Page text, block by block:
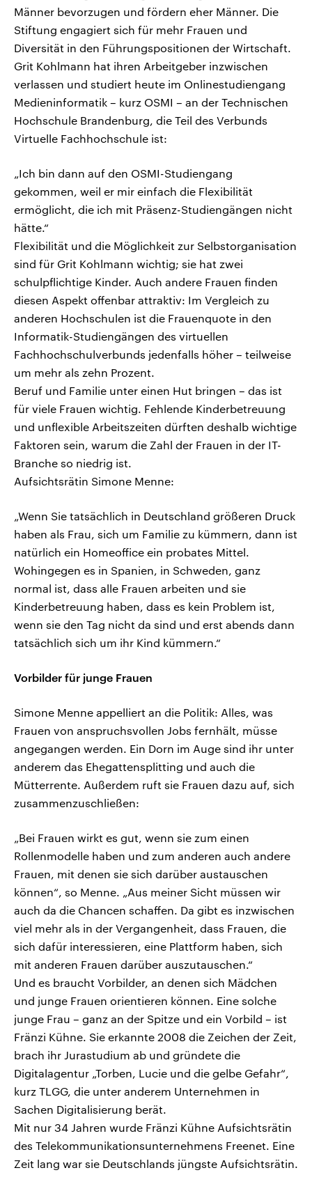
Männer bevorzugen und fördern eher Männer. Die
Stiftung engagiert sich für mehr Frauen und
Diversität in den Führungspositionen der Wirtschaft.
Grit Kohlmann hat ihren Arbeitgeber inzwischen
verlassen und studiert heute im Onlinestudiengang
Medieninformatik – kurz OSMI – an der Technischen
Hochschule Brandenburg, die Teil des Verbunds
Virtuelle Fachhochschule ist:
„Ich bin dann auf den OSMI-Studiengang
gekommen, weil er mir einfach die Flexibilität
ermöglicht, die ich mit Präsenz-Studiengängen nicht
hätte.“
Flexibilität und die Möglichkeit zur Selbstorganisation
sind für Grit Kohlmann wichtig; sie hat zwei
schulpflichtige Kinder. Auch andere Frauen finden
diesen Aspekt offenbar attraktiv: Im Vergleich zu
anderen Hochschulen ist die Frauenquote in den
Informatik-Studiengängen des virtuellen
Fachhochschulverbunds jedenfalls höher – teilweise
um mehr als zehn Prozent.
Beruf und Familie unter einen Hut bringen – das ist
für viele Frauen wichtig. Fehlende Kinderbetreuung
und unflexible Arbeitszeiten dürften deshalb wichtige
Faktoren sein, warum die Zahl der Frauen in der IT-
Branche so niedrig ist.
Aufsichtsrätin Simone Menne:
„Wenn Sie tatsächlich in Deutschland größeren Druck
haben als Frau, sich um Familie zu kümmern, dann ist
natürlich ein Homeoffice ein probates Mittel.
Wohingegen es in Spanien, in Schweden, ganz
normal ist, dass alle Frauen arbeiten und sie
Kinderbetreuung haben, dass es kein Problem ist,
wenn sie den Tag nicht da sind und erst abends dann
tatsächlich sich um ihr Kind kümmern.“
Vorbilder für junge Frauen
Simone Menne appelliert an die Politik: Alles, was
Frauen von anspruchsvollen Jobs fernhält, müsse
angegangen werden. Ein Dorn im Auge sind ihr unter
anderem das Ehegattensplitting und auch die
Mütterrente. Außerdem ruft sie Frauen dazu auf, sich
zusammenzuschließen:
„Bei Frauen wirkt es gut, wenn sie zum einen
Rollenmodelle haben und zum anderen auch andere
Frauen, mit denen sie sich darüber austauschen
können“, so Menne. „Aus meiner Sicht müssen wir
auch da die Chancen schaffen. Da gibt es inzwischen
viel mehr als in der Vergangenheit, dass Frauen, die
sich dafür interessieren, eine Plattform haben, sich
mit anderen Frauen darüber auszutauschen.“
Und es braucht Vorbilder, an denen sich Mädchen
und junge Frauen orientieren können. Eine solche
junge Frau – ganz an der Spitze und ein Vorbild – ist
Fränzi Kühne. Sie erkannte 2008 die Zeichen der Zeit,
brach ihr Jurastudium ab und gründete die
Digitalagentur „Torben, Lucie und die gelbe Gefahr“,
kurz TLGG, die unter anderem Unternehmen in
Sachen Digitalisierung berät.
Mit nur 34 Jahren wurde Fränzi Kühne Aufsichtsrätin
des Telekommunikationsunternehmens Freenet. Eine
Zeit lang war sie Deutschlands jüngste Aufsichtsrätin.